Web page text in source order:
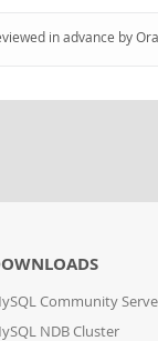
in advance by
Community
NDB Cluster